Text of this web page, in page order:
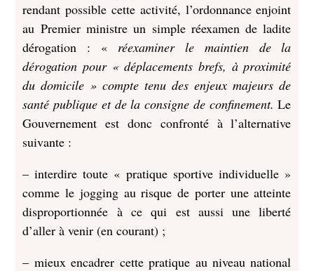
rendant possible cette activité, l’ordonnance enjoint
au Premier ministre un simple réexamen de ladite
dérogation : « réexaminer le maintien de la
dérogation pour « déplacements brefs, à proximité
du domicile » compte tenu des enjeux majeurs de
santé publique et de la consigne de confinement.Le
Gouvernement est donc confronté à l’alternative
suivante :
– interdire toute « pratique sportive individuelle »
comme le jogging au risque de porter une atteinte
disproportionnée à ce qui est aussi une liberté
d’aller à venir (en courant) ;
– mieux encadrer cette pratique au niveau national